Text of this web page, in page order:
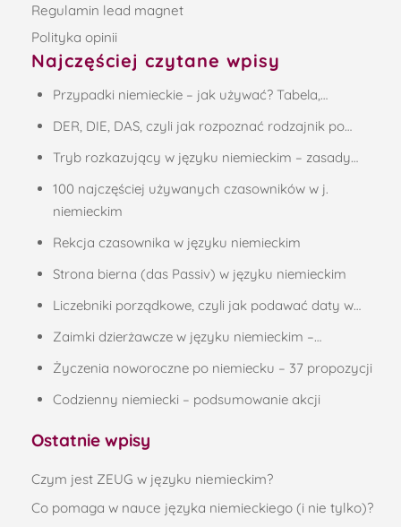
Regulamin lead magnet
Polityka opinii
Najczęściej czytane wpisy
Przypadki niemieckie – jak używać? Tabela,…
DER, DIE, DAS, czyli jak rozpoznać rodzajnik po…
Tryb rozkazujący w języku niemieckim – zasady…
100 najczęściej używanych czasowników w j.
niemieckim
Rekcja czasownika w języku niemieckim
Strona bierna (das Passiv) w języku niemieckim
Liczebniki porządkowe, czyli jak podawać daty w…
Zaimki dzierżawcze w języku niemieckim –…
Życzenia noworoczne po niemiecku – 37 propozycji
Codzienny niemiecki – podsumowanie akcji
Ostatnie wpisy
Czym jest ZEUG w języku niemieckim?
Co pomaga w nauce języka niemieckiego (i nie tylko)?